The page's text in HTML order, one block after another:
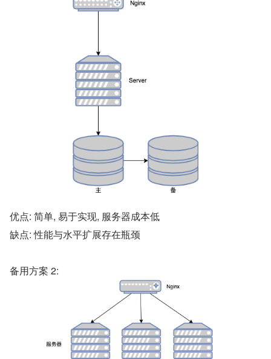
优点: 简单, 易于实现, 服务器成本低
缺点: 性能与水平扩展存在瓶颈
备用方案 2: